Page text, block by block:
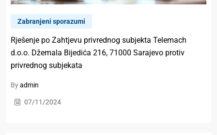
Zabranjeni sporazumi
Rješenje po Zahtjevu privrednog subjekta Telemach
d.o.o. Džemala Bijedića 216, 71000 Sarajevo protiv
privrednog subjekata
Byadmin
07/11/2024